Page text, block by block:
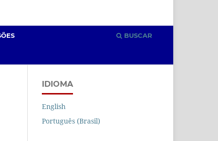
BUSCAR
IDIOMA
English
Português (Brasil)